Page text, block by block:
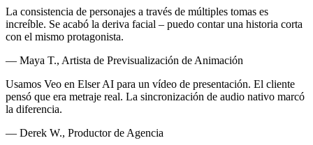
La consistencia de personajes a través de múltiples tomas es
increíble. Se acabó la deriva facial – puedo contar una historia corta
con el mismo protagonista.
— Maya T., Artista de Previsualización de Animación
Usamos Veo en Elser AI para un vídeo de presentación. El cliente
pensó que era metraje real. La sincronización de audio nativo marcó
la diferencia.
— Derek W., Productor de Agencia